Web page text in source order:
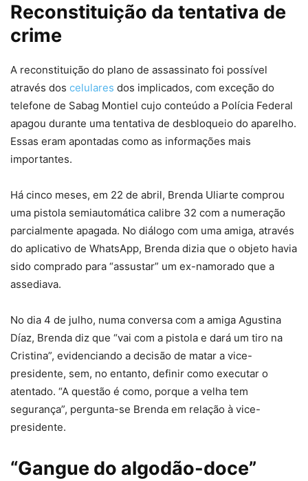
Reconstituição da tentativa de
crime
A reconstituição do plano de assassinato foi possível
através dos celulares dos implicados, com exceção do
telefone de Sabag Montiel cujo conteúdo a Polícia Federal
apagou durante uma tentativa de desbloqueio do aparelho.
Essas eram apontadas como as informações mais
importantes.
Há cinco meses, em 22 de abril, Brenda Uliarte comprou
uma pistola semiautomática calibre 32 com a numeração
parcialmente apagada. No diálogo com uma amiga, através
do aplicativo de WhatsApp, Brenda dizia que o objeto havia
sido comprado para “assustar” um ex-namorado que a
assediava.
No dia 4 de julho, numa conversa com a amiga Agustina
Díaz, Brenda diz que “vai com a pistola e dará um tiro na
Cristina”, evidenciando a decisão de matar a vice-
presidente, sem, no entanto, definir como executar o
atentado. “A questão é como, porque a velha tem
segurança”, pergunta-se Brenda em relação à vice-
presidente.
“Gangue do algodão-doce”